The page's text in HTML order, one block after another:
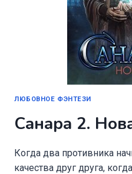
ЛЮБОВНОЕ ФЭНТЕЗИ
Санара 2.
Когда два противника
качества друг друга,